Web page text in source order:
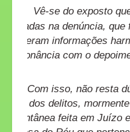
Vê-se do exposto
arroladas na denúncia,
trouxeram informações
consonância com o
Com isso, não resta
autor dos delitos,
espontânea feita em Juízo